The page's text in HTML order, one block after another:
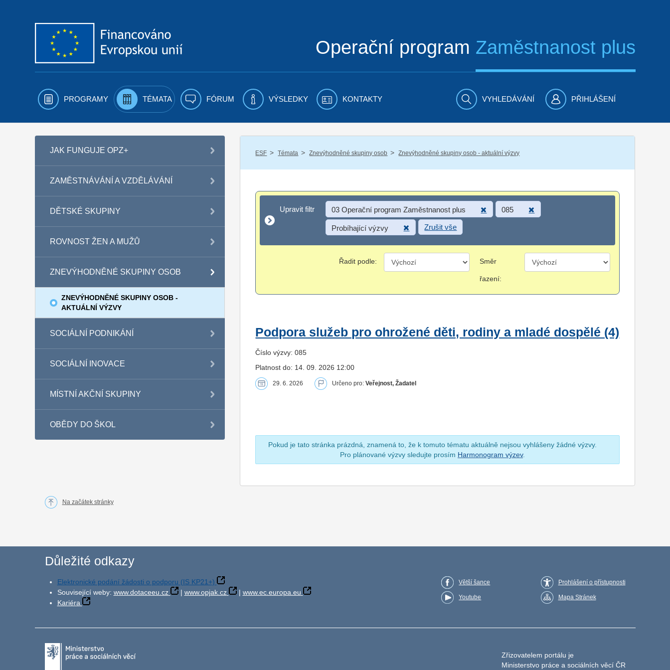
Operační program Zaměstnanost plus
PROGRAMY TÉMATA FÓRUM VÝSLEDKY KONTAKTY VYHLEDÁVÁNÍ PŘIHLÁŠENÍ
JAK FUNGUJE OPZ+
ZAMĚSTNÁVÁNÍ A VZDĚLÁVÁNÍ
DĚTSKÉ SKUPINY
ROVNOST ŽEN A MUŽŮ
ZNEVÝHODNĚNÉ SKUPINY OSOB
ZNEVÝHODNĚNÉ SKUPINY OSOB -
AKTUÁLNÍ VÝZVY
SOCIÁLNÍ PODNIKÁNÍ
SOCIÁLNÍ INOVACE
MÍSTNÍ AKČNÍ SKUPINY
OBĚDY DO ŠKOL
ESF / Témata / Znevýhodněné skupiny osob / Znevýhodněné skupiny osob - aktuální výzvy
Upravit filtr
Upravit filtr 03 Operační program Zaměstnanost plus 085
Probíhající výzvy Zrušit vše
Řadit podle: Směr
řazení:
Podpora služeb pro ohrožené děti, rodiny a mladé dospělé (4)
Číslo výzvy: 085
Platnost do: 14. 09. 2026 12:00
29. 6. 2026 Určeno pro:Veřejnost, Žadatel
Pokud je tato stránka prázdná, znamená to, že k tomuto tématu aktuálně nejsou vyhlášeny žádné výzvy.
Pro plánované výzvy sledujte prosím Harmonogram výzev.
Na začátek stránky
Důležité odkazy
Elektronické podání žádosti o podporu (IS KP21+)
Související weby: www.dotaceeu.cz | www.opjak.cz | www.ec.europa.eu
Kariéra
Větší šance
Youtube
Prohlášení o přístupnosti
Mapa Stránek
Zřizovatelem portálu je
Ministerstvo práce a sociálních věcí ČR